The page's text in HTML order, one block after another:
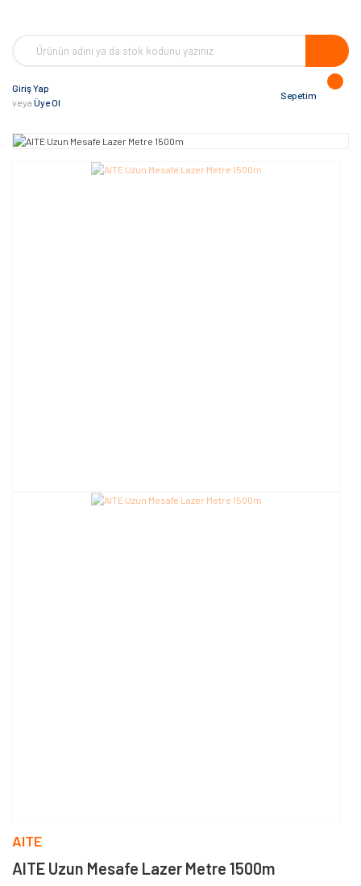
Giriş Yap
veya Üye Ol
Sepetim
AITE
AITE Uzun Mesafe Lazer Metre 1500m